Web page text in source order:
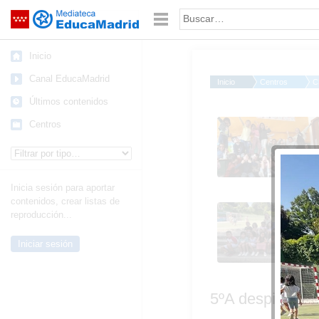
Saltar navegación Palabra o frase:
Inicio
Canal EducaMadrid
Últimos contenidos
Centros
Inicia sesión para aportar
contenidos, crear listas de
reproducción...
Iniciar sesión
Inicio Centros
5ºA despide el
FDLR_Las Rozas
5ºA despide el
FDLR_Las Rozas
5ºA despide el